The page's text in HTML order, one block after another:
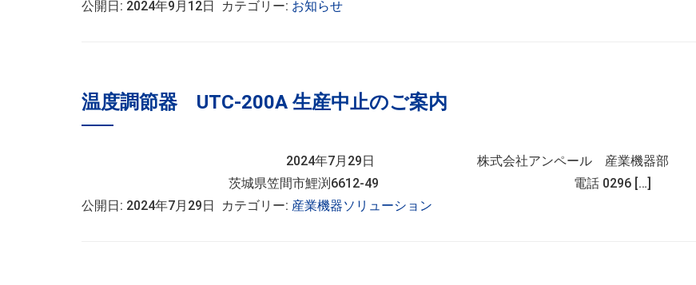
公開日: 2024年9月12日 カテゴリー: お知らせ
温度調節器 UTC-200A 生産中止のご案内
2024年7月29日 株式会社アンペール 産業機器部
茨城県笠間市鯉渕6612-49 電話 0296 […]
公開日: 2024年7月29日 カテゴリー: 産業機器ソリューション